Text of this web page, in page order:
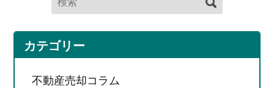
カテゴリー
不動産売却コラム